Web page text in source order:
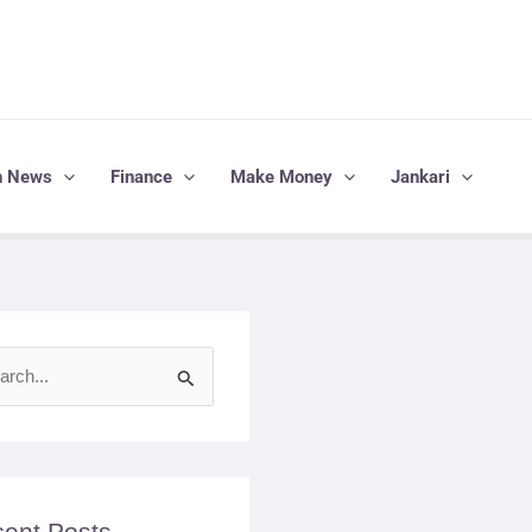
News Finance Make Money Jankari